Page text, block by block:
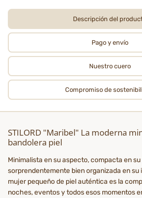
Descripción del
Pago y envío
Nuestro cuero
Compromiso de
STILORD "Maribel" La moderna
bandolera piel
Minimalista en su aspecto, compacta en
sorprendentemente bien organizada en su
mujer pequeño de piel auténtica es la
noches, eventos y todos esos momentos